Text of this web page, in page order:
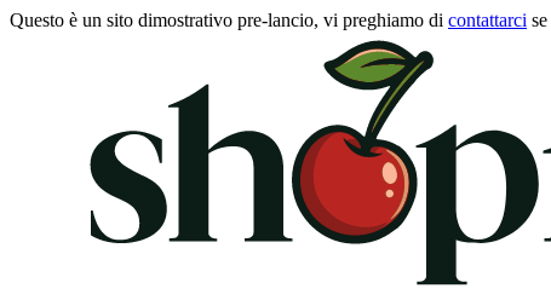
Questo è un sito dimostrativo pre-lancio, vi preghiamo di contattarci